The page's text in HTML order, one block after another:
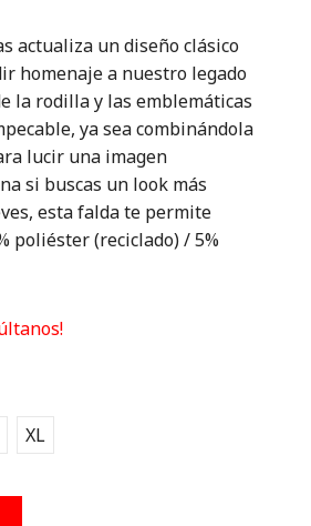
actualiza un diseño clásico
homenaje a nuestro legado
la rodilla y las emblemáticas
ya sea combinándola
lucir una imagen
si buscas un look más
esta falda te permite
poliéster (reciclado) / 5%
XL